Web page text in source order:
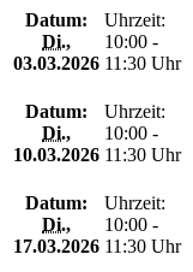
Datum:
Di.,
03.03.2026
Uhrzeit:
10:00 -
11:30 Uhr
Datum:
Di.,
10.03.2026
Uhrzeit:
10:00 -
11:30 Uhr
Datum:
Di.,
17.03.2026
Uhrzeit:
10:00 -
11:30 Uhr